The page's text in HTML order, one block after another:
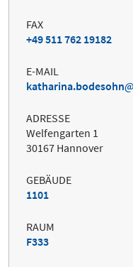
FAX
+49 511 762 19182
E-MAIL
katharina.bodesohn
ADRESSE
Welfengarten 1
30167 Hannover
GEBÄUDE
1101
RAUM
F333